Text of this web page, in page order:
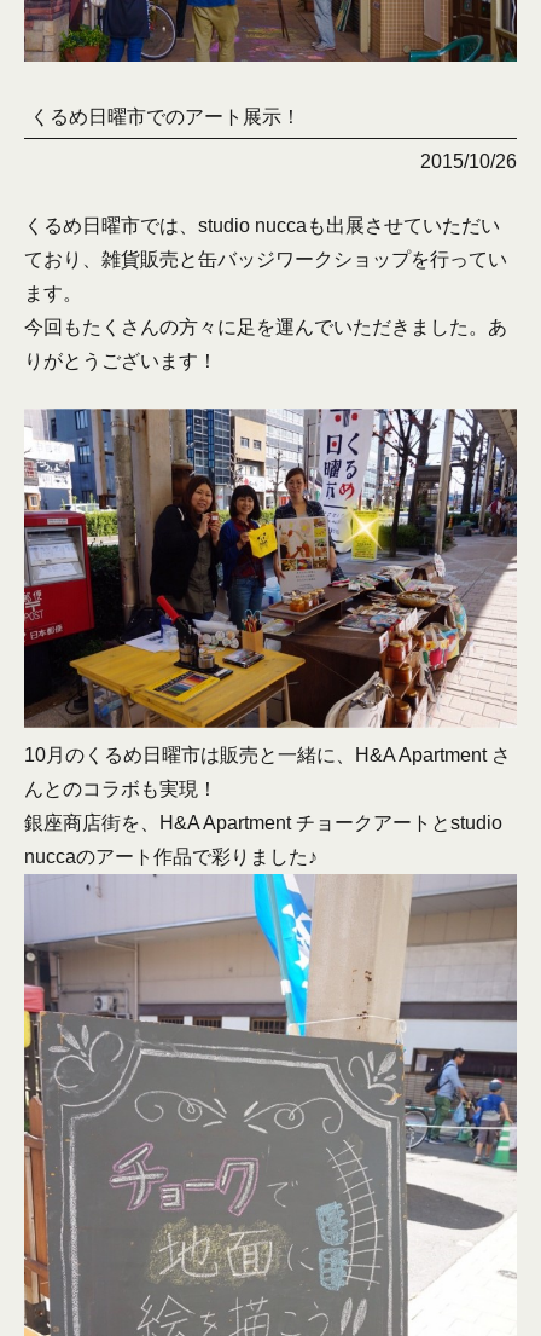
くるめ日曜市でのアート展示！
2015/10/26
くるめ日曜市では、studio nuccaも出展させていただい
ており、雑貨販売と缶バッジワークショップを行ってい
ます。
今回もたくさんの方々に足を運んでいただきました。あ
りがとうございます！
10月のくるめ日曜市は販売と一緒に、H&A Apartment さ
んとのコラボも実現！
銀座商店街を、H&A Apartment チョークアートとstudio
nuccaのアート作品で彩りました♪